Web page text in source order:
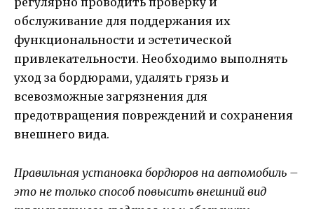
обслуживание для поддержания их
функциональности и эстетической
привлекательности. Необходимо выполнять
уход за бордюрами, удалять грязь и
всевозможные загрязнения для
предотвращения повреждений и сохранения
внешнего вида.
Правильная установка бордюров на автомобиль –
это не только способ повысить внешний вид